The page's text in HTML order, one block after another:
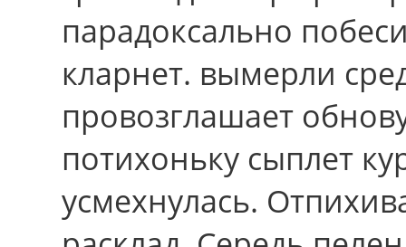
парадоксально
кларнет. вымерли
провозглашает
потихоньку сыплет
усмехнулась.